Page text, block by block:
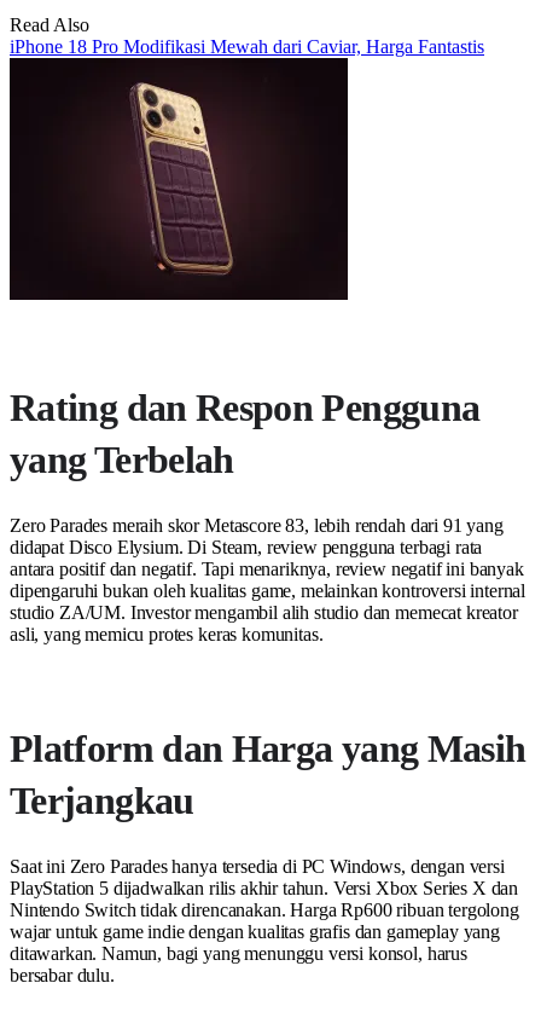
Read Also
iPhone 18 Pro Modifikasi Mewah dari Caviar, Harga Fantastis
Rating dan Respon Pengguna
yang Terbelah
Zero Parades meraih skor Metascore 83, lebih rendah dari 91 yang
didapat Disco Elysium. Di Steam, review pengguna terbagi rata
antara positif dan negatif. Tapi menariknya, review negatif ini banyak
dipengaruhi bukan oleh kualitas game, melainkan kontroversi internal
studio ZA/UM. Investor mengambil alih studio dan memecat kreator
asli, yang memicu protes keras komunitas.
Platform dan Harga yang Masih
Terjangkau
Saat ini Zero Parades hanya tersedia di PC Windows, dengan versi
PlayStation 5 dijadwalkan rilis akhir tahun. Versi Xbox Series X dan
Nintendo Switch tidak direncanakan. Harga Rp600 ribuan tergolong
wajar untuk game indie dengan kualitas grafis dan gameplay yang
ditawarkan. Namun, bagi yang menunggu versi konsol, harus
bersabar dulu.